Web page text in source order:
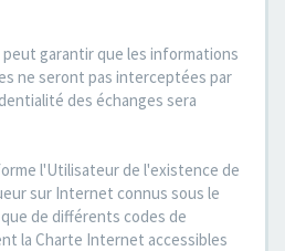
garantir que les informations
ne seront pas interceptées par
des échanges sera
l'Utilisateur de l'existence de
sur Internet connus sous le
de différents codes de
la Charte Internet accessibles